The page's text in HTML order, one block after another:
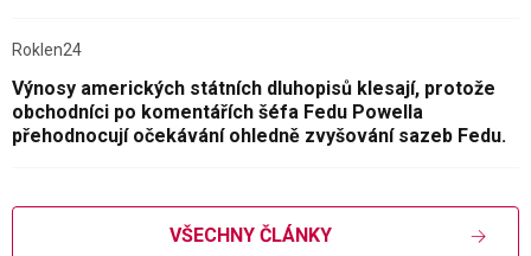
Roklen24
Výnosy amerických státních dluhopisů klesají, protože
obchodníci po komentářích šéfa Fedu Powella
přehodnocují očekávání ohledně zvyšování sazeb Fedu.
VŠECHNY ČLÁNKY